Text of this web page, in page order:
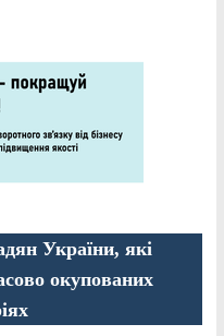
України, які
окупованих